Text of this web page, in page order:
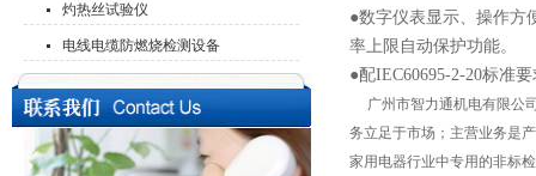
灼热丝试验仪
电线电缆防燃烧检测设备
●数字仪表显示、操作方
率上限自动保护功能。
●配IEC60695-2-20标准
广州市智力通机电有限公
务立足于市场；主营业务是
家用电器行业中专用的非标